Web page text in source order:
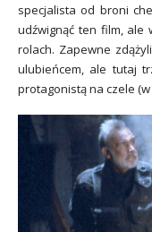
specjalista od broni
udźwignąć ten film, ale
rolach. Zapewne
ulubieńcem, ale tutaj
protagonistą na czele (w